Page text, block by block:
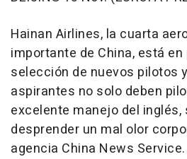
Hainan Airlines, la cuarta
importante de China, está
selección de nuevos pilotos
aspirantes no solo deben
excelente manejo del
desprender un mal olor
agencia China News Service.